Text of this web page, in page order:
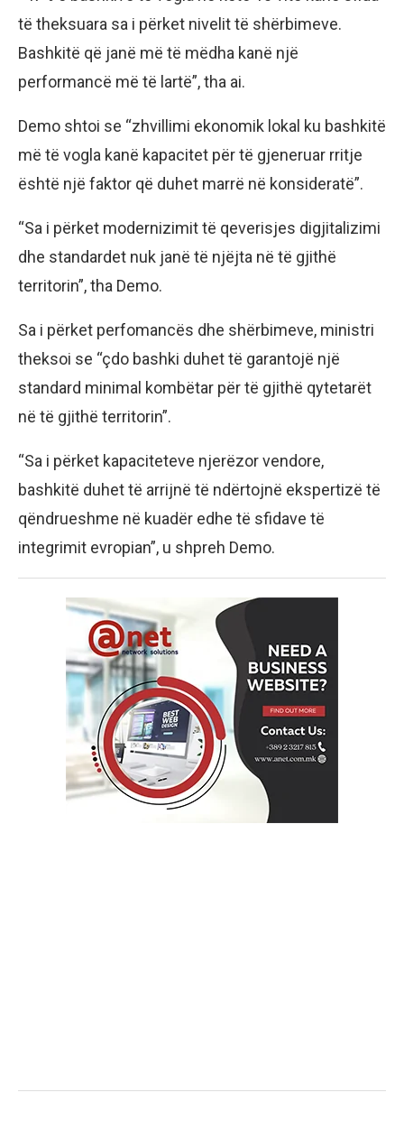
të theksuara sa i përket nivelit të shërbimeve.
Bashkitë që janë më të mëdha kanë një
performancë më të lartë”, tha ai.
Demo shtoi se “zhvillimi ekonomik lokal ku bashkitë
më të vogla kanë kapacitet për të gjeneruar rritje
është një faktor që duhet marrë në konsideratë”.
“Sa i përket modernizimit të qeverisjes digjitalizimi
dhe standardet nuk janë të njëjta në të gjithë
territorin”, tha Demo.
Sa i përket perfomancës dhe shërbimeve, ministri
theksoi se “çdo bashki duhet të garantojë një
standard minimal kombëtar për të gjithë qytetarët
në të gjithë territorin”.
“Sa i përket kapaciteteve njerëzor vendore,
bashkitë duhet të arrijnë të ndërtojnë ekspertizë të
qëndrueshme në kuadër edhe të sfidave të
integrimit evropian”, u shpreh Demo.